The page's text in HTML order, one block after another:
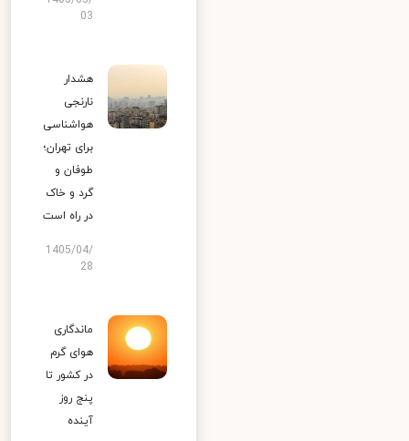
03
هشدار
نارنجی
هواشناسی
برای تهران؛
طوفان و
گرد و خاک
در راه است
1405/04/
28
ماندگاری
هوای گرم
در کشور تا
پنج روز
آینده